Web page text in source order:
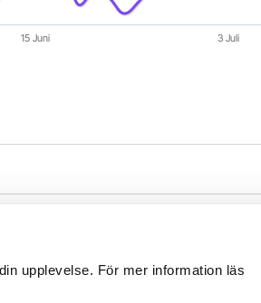
upplevelse. För mer information läs
15 Juni 3 Juli
sig på tillverkning av